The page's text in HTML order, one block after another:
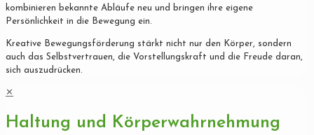
kombinieren bekannte Abläufe neu und bringen ihre eigene
Persönlichkeit in die Bewegung ein.
Kreative Bewegungsförderung stärkt nicht nur den Körper, sondern
auch das Selbstvertrauen, die Vorstellungskraft und die Freude daran,
sich auszudrücken.
✕
Haltung und Körperwahrnehmung